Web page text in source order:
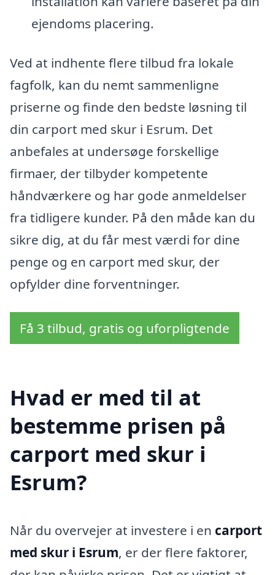
ejendoms placering.
Ved at indhente flere tilbud fra lokale
fagfolk, kan du nemt sammenligne
priserne og finde den bedste løsning til
din carport med skur i Esrum. Det
anbefales at undersøge forskellige
firmaer, der tilbyder kompetente
håndværkere og har gode anmeldelser
fra tidligere kunder. På den måde kan du
sikre dig, at du får mest værdi for dine
penge og en carport med skur, der
opfylder dine forventninger.
Få 3 tilbud, gratis og uforpligtende
Hvad er med til at
bestemme prisen på
carport med skur i
Esrum?
Når du overvejer at investere i en carport
med skur i Esrum, er der flere faktorer,